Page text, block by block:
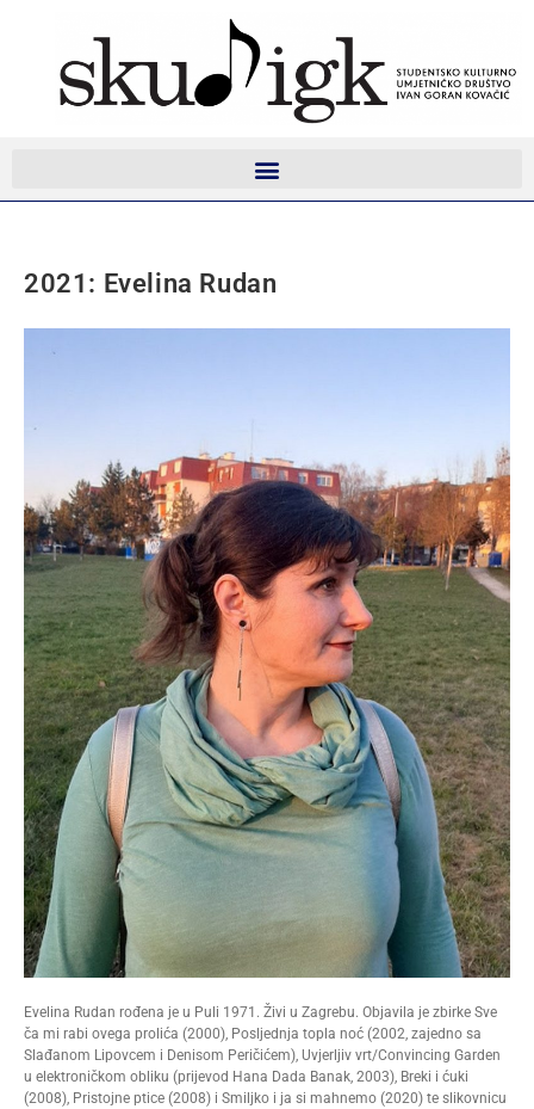
2021: Evelina Rudan
Evelina Rudan rođena je u Puli 1971. Živi u Zagrebu. Objavila je zbirke Sve
ča mi rabi ovega prolića (2000), Posljednja topla noć (2002, zajedno sa
Slađanom Lipovcem i Denisom Peričićem), Uvjerljiv vrt/Convincing Garden
u elektroničkom obliku (prijevod Hana Dada Banak, 2003), Breki i ćuki
(2008), Pristojne ptice (2008) i Smiljko i ja si mahnemo (2020) te slikovnicu